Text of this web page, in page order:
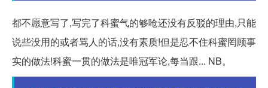
都不愿意写了,写完了科蜜气的够呛还没有反驳的理由,只能
说些没用的或者骂人的话,没有素质!但是忍不住科蜜罔顾事
实的做法!科蜜一贯的做法是唯冠军论,每当跟... NB。